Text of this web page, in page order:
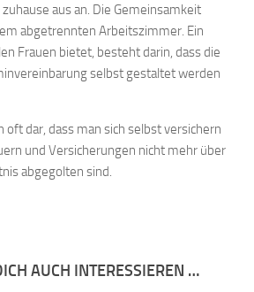
aus an. Die Gemeinsamkeit
abgetrennten Arbeitszimmer. Ein
Frauen bietet, besteht darin, dass die
selbst gestaltet werden
oft dar, dass man sich selbst versichern
und Versicherungen nicht mehr über
abgegolten sind.
AUCH INTERESSIEREN …